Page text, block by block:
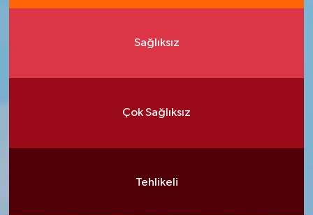
Sağlıksız
Çok Sağlıksız
Tehlikeli